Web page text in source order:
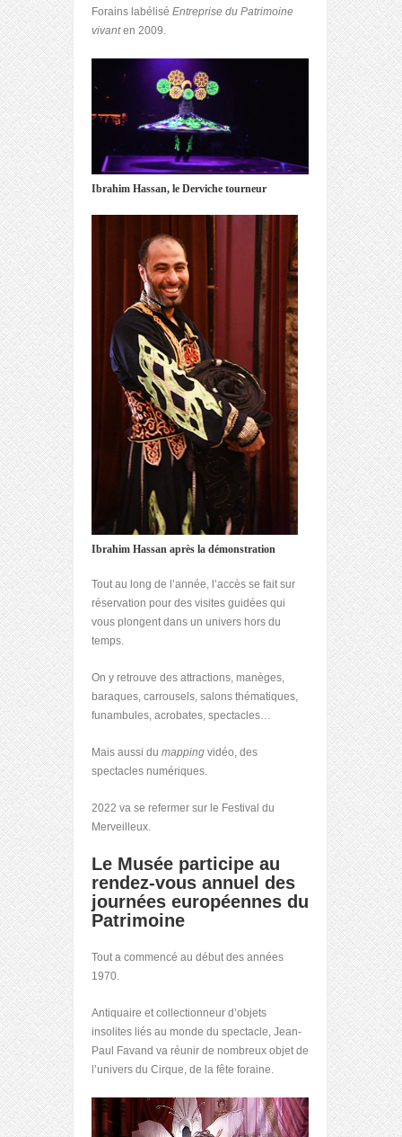
Forains labélisé Entreprise du Patrimoine
vivanten 2009.
Ibrahim Hassan, le Derviche tourneur
Ibrahim Hassan après la démonstration
Tout au long de l’année, l’accès se fait sur
réservation pour des visites guidées qui
vous plongent dans un univers hors du
temps.
On y retrouve des attractions, manèges,
baraques, carrousels, salons thématiques,
funambules, acrobates, spectacles…
Mais aussi du mapping vidéo, des
spectacles numériques.
2022 va se refermer sur le Festival du
Merveilleux.
Le Musée participe au
rendez-vous annuel des
journées européennes du
Patrimoine
Tout a commencé au début des années
1970.
Antiquaire et collectionneur d’objets
insolites liés au monde du spectacle, Jean-
Paul Favand va réunir de nombreux objet de
l’univers du Cirque, de la fête foraine.